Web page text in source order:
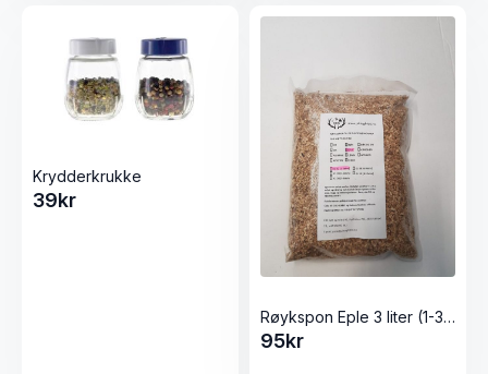
Krydderkrukke
39kr
Røykspon Eple 3 liter (1-3mm)
95kr